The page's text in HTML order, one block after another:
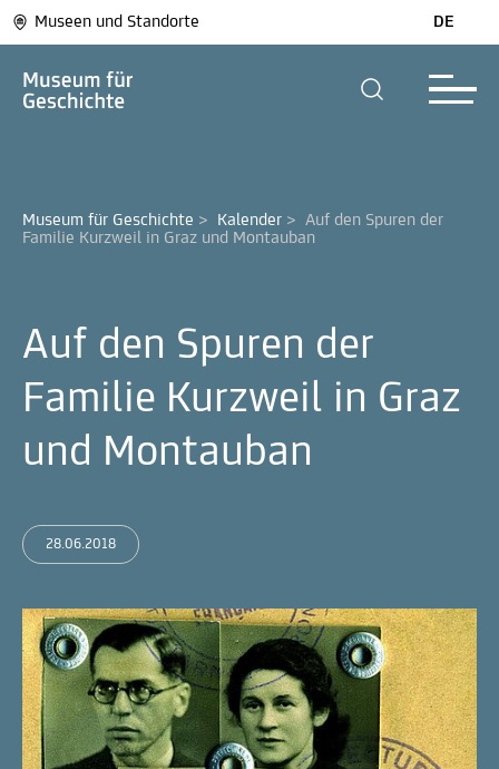
Museen und Standorte DE
Museum für Geschichte > Kalender > Auf den Spuren der
Familie Kurzweil in Graz und Montauban
Auf den Spuren der
Familie Kurzweil in Graz
und Montauban
28.06.2018